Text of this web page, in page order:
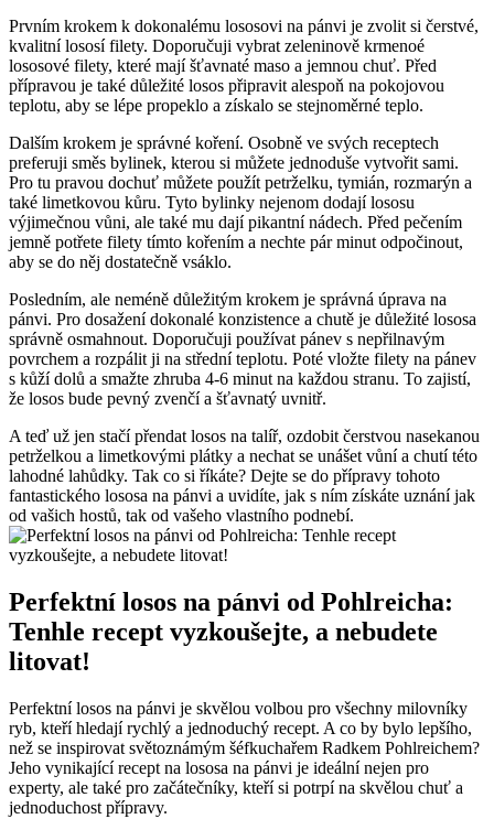
Prvním krokem k dokonalému lososovi na pánvi je zvolit si čerstvé,
kvalitní lososí filety. Doporučuji vybrat zeleninově krmenoé
lososové filety, které mají šťavnaté maso a jemnou chuť. Před
přípravou je také důležité losos připravit alespoň na pokojovou
teplotu, aby se lépe propeklo a získalo se stejnoměrné teplo.
Dalším krokem je správné koření. Osobně ve svých receptech
preferuji směs bylinek, kterou si můžete jednoduše vytvořit sami.
Pro tu pravou dochuť můžete použít petrželku, tymián, rozmarýn a
také limetkovou kůru. Tyto bylinky nejenom dodají lososu
výjimečnou vůni, ale také mu dají pikantní nádech. Před pečením
jemně potřete filety tímto kořením a nechte pár minut odpočinout,
aby se do něj dostatečně vsáklo.
Posledním, ale neméně důležitým krokem je správná úprava na
pánvi. Pro dosažení dokonalé konzistence a chutě je důležité lososa
správně osmahnout. Doporučuji používat pánev s nepřilnavým
povrchem a rozpálit ji na střední teplotu. Poté vložte filety na pánev
s kůží dolů a smažte zhruba 4-6 minut na každou stranu. To zajistí,
že losos bude pevný zvenčí a šťavnatý uvnitř.
A teď už jen stačí přendat losos na talíř, ozdobit čerstvou nasekanou
petrželkou a limetkovými plátky a nechat se unášet vůní a chutí této
lahodné lahůdky. Tak co si říkáte? Dejte se do přípravy tohoto
fantastického lososa na pánvi a uvidíte, jak s ním získáte uznání jak
od vašich hostů, tak od vašeho vlastního podnebí.
Perfektní losos na pánvi od Pohlreicha:
Tenhle recept vyzkoušejte, a nebudete
litovat!
Perfektní losos na pánvi je skvělou volbou pro všechny milovníky
ryb, kteří hledají rychlý a jednoduchý recept. A co by bylo lepšího,
než se inspirovat světoznámým šéfkuchařem Radkem Pohlreichem?
Jeho vynikající recept na lososa na pánvi je ideální nejen pro
experty, ale také pro začátečníky, kteří si potrpí na skvělou chuť a
jednoduchost přípravy.